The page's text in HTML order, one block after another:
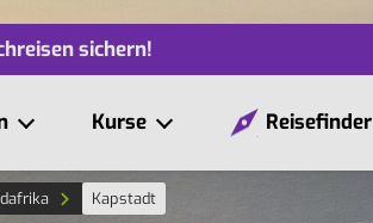
sichern!
Kurse Reisefinder
Kapstadt